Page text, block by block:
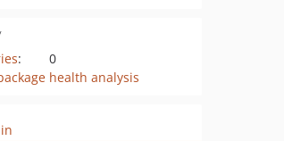
:
0
health analysis